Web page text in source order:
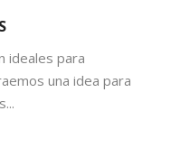
ideales para
una idea para